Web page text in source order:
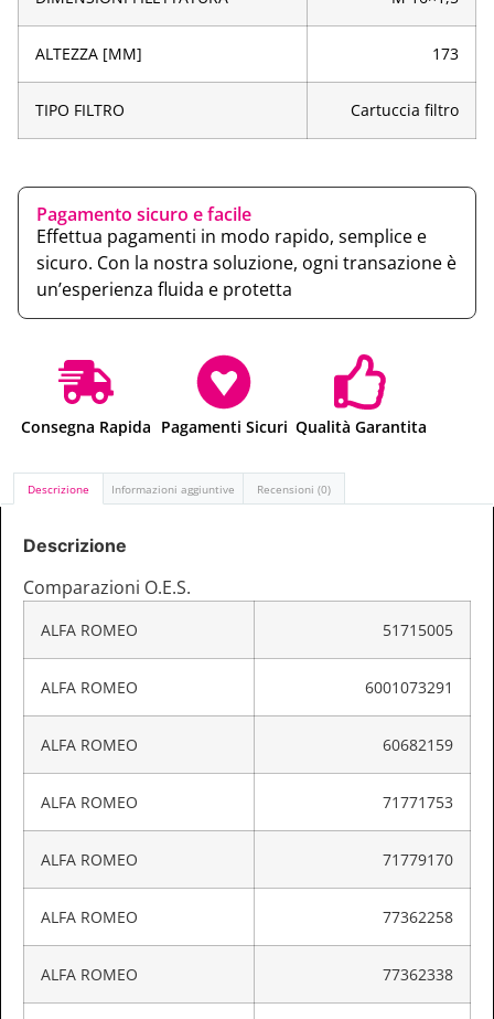
ALTEZZA [MM] 173
TIPO FILTRO Cartuccia filtro
Pagamento sicuro e facile
Effettua pagamenti in modo rapido, semplice e
sicuro. Con la nostra soluzione, ogni transazione è
un’esperienza fluida e protetta
Consegna Rapida Pagamenti Sicuri Qualità Garantita
Descrizione Informazioni aggiuntive Recensioni (0)
Descrizione
Comparazioni O.E.S.
ALFA ROMEO 51715005
ALFA ROMEO 6001073291
ALFA ROMEO 60682159
ALFA ROMEO 71771753
ALFA ROMEO 71779170
ALFA ROMEO 77362258
ALFA ROMEO 77362338